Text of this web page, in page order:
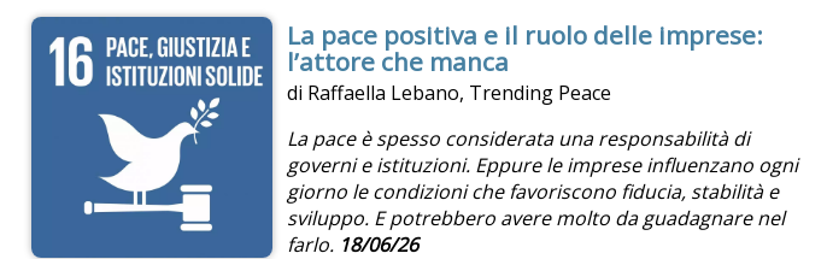
La pace positiva e il ruolo delle imprese:
l’attore che manca
di Raffaella Lebano, Trending Peace
La pace è spesso considerata una responsabilità di
governi e istituzioni. Eppure le imprese influenzano ogni
giorno le condizioni che favoriscono fiducia, stabilità e
sviluppo. E potrebbero avere molto da guadagnare nel
farlo. 18/06/26